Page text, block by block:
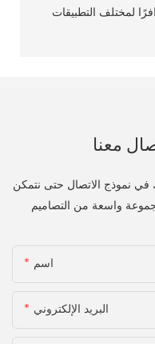
معنا
في نموذج الاتصال حتى نتمكن
واسعة من التصاميم
اسم
البريد الإلكتروني